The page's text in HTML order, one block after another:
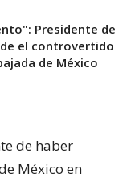
Presidente de
el controvertido
de México
de haber
México en